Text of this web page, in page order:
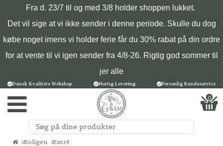
Fra d. 23/7 til og med 3/8 holder shoppen lukket.
Det vil sige at vi ikke sender i denne periode. Skulle du dog
købe noget imens vi holder ferie får du 30% rabat på din ordre
for at vente til vi igen sender fra 4/8-26. Rigtig god sommer til
jer alle
Dansk Kvalitets Webshop Hurtig Levering Personlig Kundeservice
0
Boligen Entré